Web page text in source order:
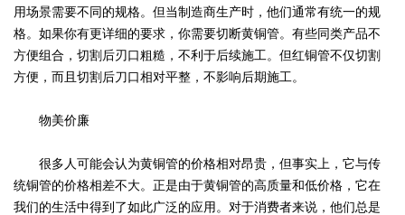
用场景需要不同的规格。但当制造商生产时，他们通常有统一的规
格。如果你有更详细的要求，你需要切断黄铜管。有些同类产品不
方便组合，切割后刃口粗糙，不利于后续施工。但红铜管不仅切割
方便，而且切割后刀口相对平整，不影响后期施工。
物美价廉
很多人可能会认为黄铜管的价格相对昂贵，但事实上，它与传
统铜管的价格相差不大。正是由于黄铜管的高质量和低价格，它在
我们的生活中得到了如此广泛的应用。对于消费者来说，他们总是